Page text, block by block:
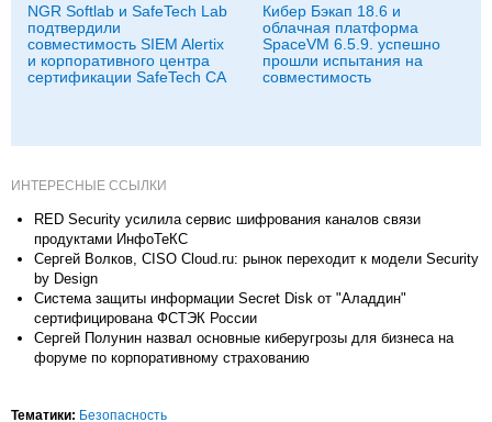
NGR Softlab и SafeTech Lab
подтвердили
совместимость SIEM Alertix
и корпоративного центра
сертификации SafeTech CA
Кибер Бэкап 18.6 и
облачная платформа
SpaceVM 6.5.9. успешно
прошли испытания на
совместимость
ИНТЕРЕСНЫЕ ССЫЛКИ
RED Security усилила сервис шифрования каналов связи
продуктами ИнфоТеКС
Сергей Волков, CISO Cloud.ru: рынок переходит к модели Security
by Design
Система защиты информации Secret Disk от "Аладдин"
сертифицирована ФСТЭК России
Сергей Полунин назвал основные киберугрозы для бизнеса на
форуме по корпоративному страхованию
Тематики: Безопасность